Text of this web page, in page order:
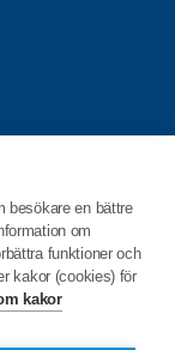
besökare en bättre
om
funktioner och
kakor (cookies) för
kakor